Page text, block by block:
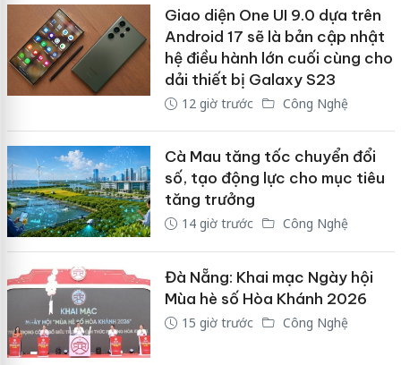
Giao diện One UI 9.0 dựa trên
Android 17 sẽ là bản cập nhật
hệ điều hành lớn cuối cùng cho
dải thiết bị Galaxy S23
12 giờ trước Công Nghệ
Cà Mau tăng tốc chuyển đổi
số, tạo động lực cho mục tiêu
tăng trưởng
14 giờ trước Công Nghệ
Đà Nẵng: Khai mạc Ngày hội
Mùa hè số Hòa Khánh 2026
15 giờ trước Công Nghệ